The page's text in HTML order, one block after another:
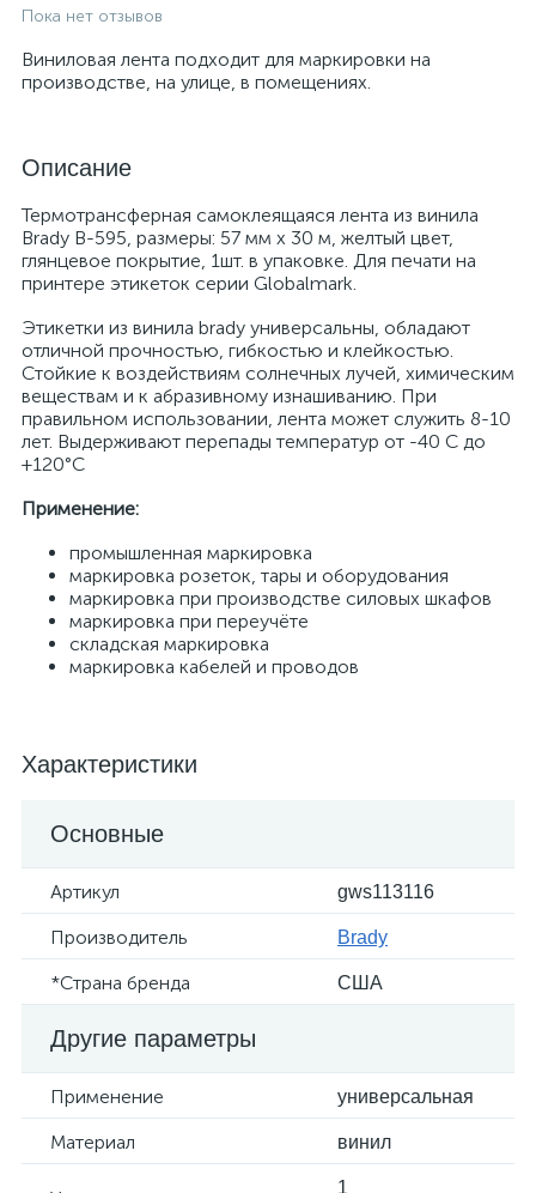
Пока нет отзывов
Виниловая лента подходит для маркировки на
производстве, на улице, в помещениях.
Описание
Термотрансферная самоклеящаяся лента из винила
Brady B-595, размеры: 57 мм х 30 м, желтый цвет,
глянцевое покрытие, 1шт. в упаковке. Для печати на
принтере этикеток серии Globalmark.
Этикетки из винила brady универсальны, обладают
отличной прочностью, гибкостью и клейкостью.
Стойкие к воздействиям солнечных лучей, химическим
веществам и к абразивному изнашиванию. При
правильном использовании, лента может служить 8-10
лет. Выдерживают перепады температур от -40 С до
+120°С
Применение:
промышленная маркировка
маркировка розеток, тары и оборудования
маркировка при производстве силовых шкафов
маркировка при переучёте
складская маркировка
маркировка кабелей и проводов
Характеристики
Основные
Артикул gws113116
Производитель Brady
*Страна бренда США
Другие параметры
Применение универсальная
Материал винил
1